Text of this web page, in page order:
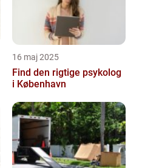
16 maj 2025
Find den rigtige psykolog
i København